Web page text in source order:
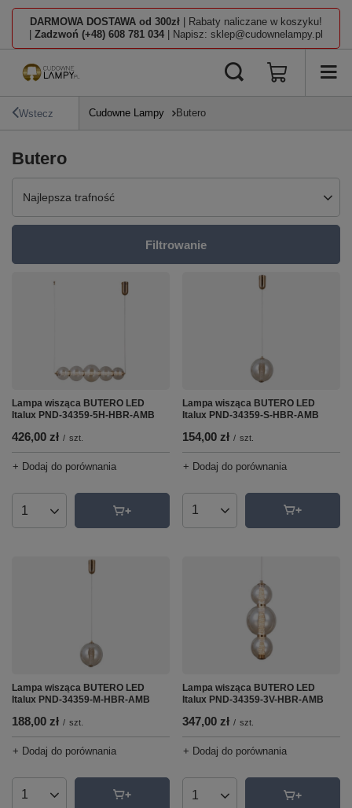
DARMOWA DOSTAWA od 300zł | Rabaty naliczane w koszyku!
Zadzwoń (+48) 608 781 034 | Napisz: sklep@cudownelampy.pl
Wstecz Cudowne Lampy Butero
Butero
Zmień sortowanie
Najlepsza trafność
Filtrowanie
Lampa wisząca BUTERO LED
Italux PND-34359-5H-HBR-AMB
426,00 zł / szt.
+ Dodaj do porównania
Ilość produktów
Lampa wisząca BUTERO LED
Italux PND-34359-S-HBR-AMB
154,00 zł / szt.
+ Dodaj do porównania
Ilość produktów
Lampa wisząca BUTERO LED
Italux PND-34359-M-HBR-AMB
188,00 zł / szt.
+ Dodaj do porównania
Ilość produktów
Lampa wisząca BUTERO LED
Italux PND-34359-3V-HBR-AMB
347,00 zł / szt.
+ Dodaj do porównania
Ilość produktów